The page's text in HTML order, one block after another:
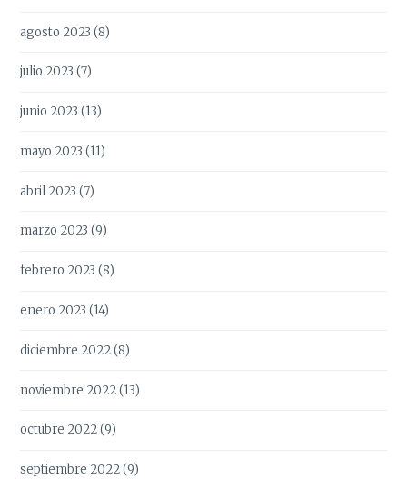
agosto 2023 (8)
julio 2023 (7)
junio 2023 (13)
mayo 2023 (11)
abril 2023 (7)
marzo 2023 (9)
febrero 2023 (8)
enero 2023 (14)
diciembre 2022(8)
noviembre 2022(13)
octubre 2022(9)
septiembre 2022(9)